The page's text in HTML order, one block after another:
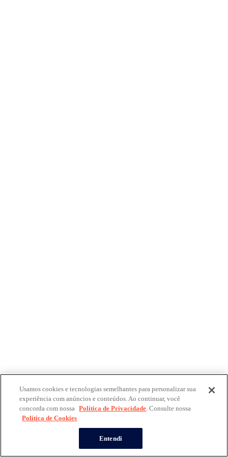
Usamos cookies e tecnologias semelhantes para personalizar sua
experiência com anúncios e conteúdos. Ao continuar, você
concorda com nossa Política de Privacidade. Consulte nossa
Política de Cookies
Entendi